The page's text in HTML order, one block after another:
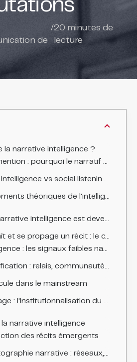
de
/20 minutes de
lecture
la narrative intelligence ?
: pourquoi le narratif change tout
vs social listening et reputation intelligence
théoriques de l'intelligence narrative
est devenue cruciale en communication de crise
propage un récit : le cycle de vie narratif
: les signaux faibles narratifs
: relais, communautés et coordination
dans le mainstream
: l'institutionnalisation du récit
la narrative intelligence
des récits émergents
narrative : réseaux, porteurs et propagation